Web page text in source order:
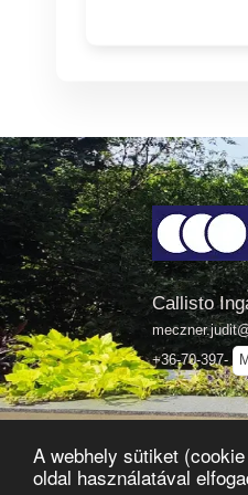
A webhely sütiket
oldal használatával
Callisto
+36-70-397-